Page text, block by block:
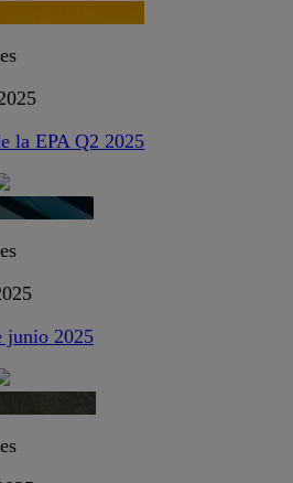
la EPA Q2 2025
junio 2025